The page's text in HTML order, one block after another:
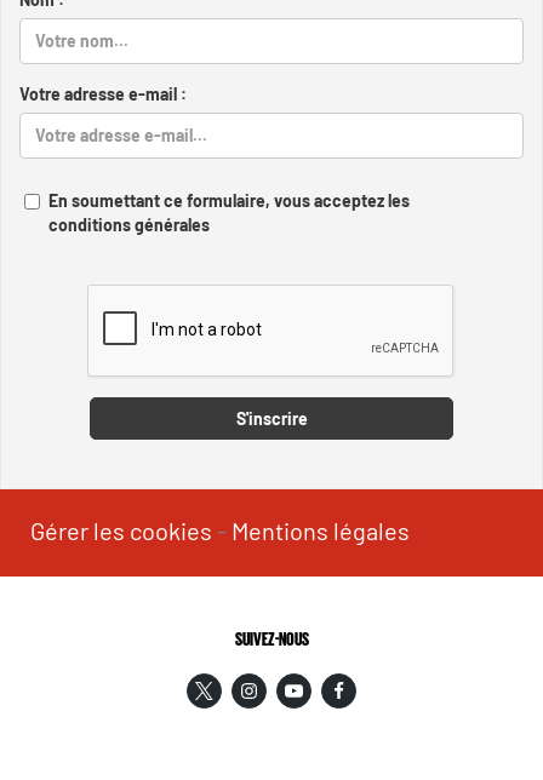
Votre adresse e-mail :
En soumettant ce formulaire, vous acceptez les
conditions générales
S'inscrire
Gérer les cookies - Mentions légales
SUIVEZ-NOUS